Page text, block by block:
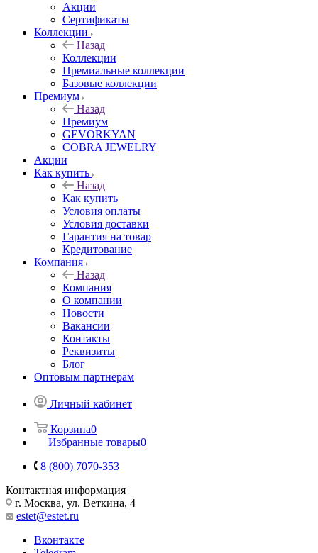
Акции
Сертификаты
Коллекции
Назад
Коллекции
Премиальные коллекции
Базовые коллекции
Премиум
Назад
Премиум
GEVORKYAN
COBRA JEWELRY
Акции
Как купить
Назад
Как купить
Условия оплаты
Условия доставки
Гарантия на товар
Кредитование
Компания
Назад
Компания
О компании
Новости
Вакансии
Контакты
Реквизиты
Блог
Оптовым партнерам
Личный кабинет
Корзина0
Избранные товары0
8 (800) 7070-353
Контактная информация
г. Москва, ул. Веткина, 4
estet@estet.ru
Вконтакте